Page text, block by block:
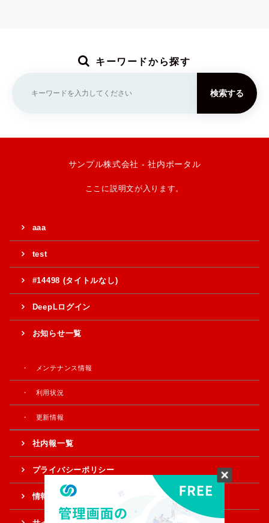
キーワードから探す
検索する
サンプル株式会社 - 社内ポータル
ここに説明文が入ります。
aaa
test
#14498 (タイトルなし)
DeepLログイン
お知らせ一覧
メンテナンス情報
利用状況
更新情報
社内報一覧
プライバシーポリシー
情報提供・ご意見